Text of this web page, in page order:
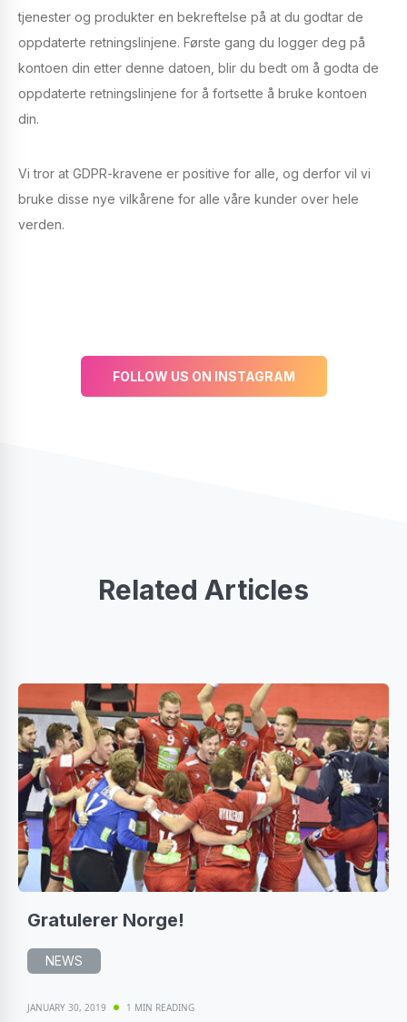
tjenester og produkter en bekreftelse på at du godtar de
oppdaterte retningslinjene. Første gang du logger deg på
kontoen din etter denne datoen, blir du bedt om å godta de
oppdaterte retningslinjene for å fortsette å bruke kontoen
din.
Vi tror at GDPR-kravene er positive for alle, og derfor vil vi
bruke disse nye vilkårene for alle våre kunder over hele
verden.
FOLLOW US ON INSTAGRAM
Related Articles
Gratulerer Norge!
NEWS
JANUARY 30, 2019 1 MIN READING